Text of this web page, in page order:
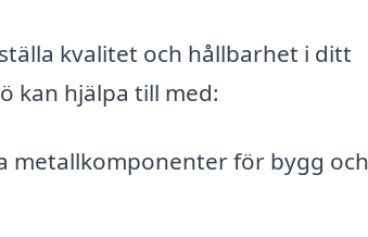
kvalitet och hållbarhet i ditt
kan hjälpa till med:
metallkomponenter för bygg och